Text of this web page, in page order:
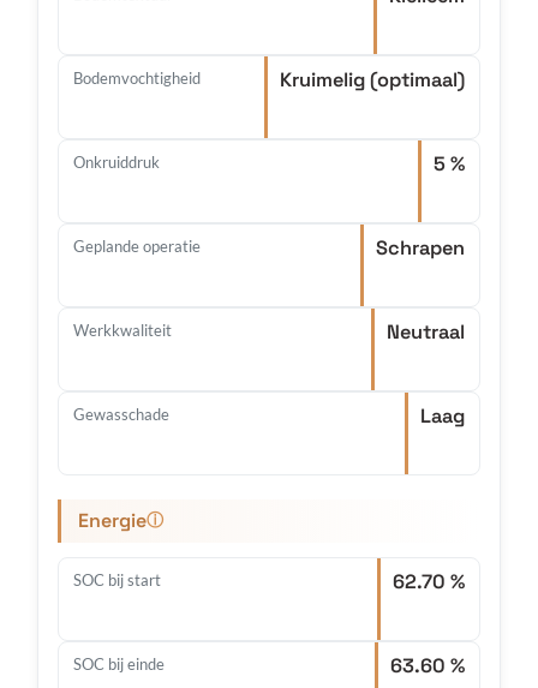
Bodemvochtigheid Kruimelig (optimaal)
Onkruiddruk 5 %
Geplande operatie Schrapen
Werkkwaliteit Neutraal
Gewasschade Laag
Energieⓘ
SOC bij start 62.70 %
SOC bij einde 63.60 %